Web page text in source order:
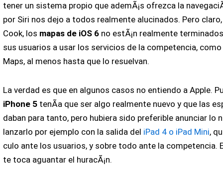
tener un sistema propio que ademÃ¡s ofrezca la
por Siri nos dejo a todos realmente alucinados. Pero
Cook, los mapas de iOS 6 no estÃ¡n realmente
sus usuarios a usar los servicios de la competencia,
Maps, al menos hasta que lo resuelvan.
La verdad es que en algunos casos no entiendo a Apple.
iPhone 5 tenÃ­a que ser algo realmente nuevo y que las
daban para tanto, pero hubiera sido preferible anunciar lo
lanzarlo por ejemplo con la salida del iPad 4 o iPad Mini,
culo ante los usuarios, y sobre todo ante la competencia.
te toca aguantar el huracÃ¡n.